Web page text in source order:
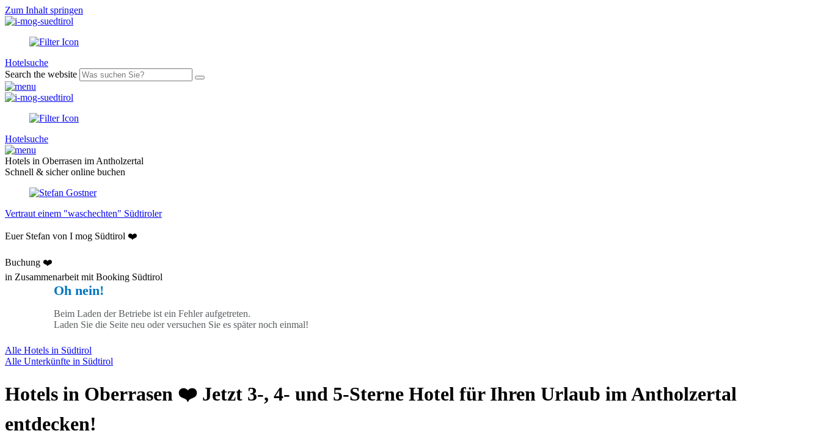
Zum Inhalt springen
Hotelsuche
Search the website
Hotelsuche
Hotels in Oberrasen im Antholzertal
Schnell & sicher online buchen
Vertraut einem "waschechten" Südtiroler
Euer Stefan von I mog Südtirol ❤️
Buchung ❤️
in Zusammenarbeit mit Booking Südtirol
Oh nein!
Beim Laden der Betriebe ist ein Fehler aufgetreten.
Laden Sie die Seite neu oder versuchen Sie es später noch einmal!
Alle Hotels in Südtirol
Alle Unterkünfte in Südtirol
Hotels in Oberrasen ❤️ Jetzt 3-, 4- und 5-Sterne Hotel für Ihren Urlaub im Antholzertal
entdecken!